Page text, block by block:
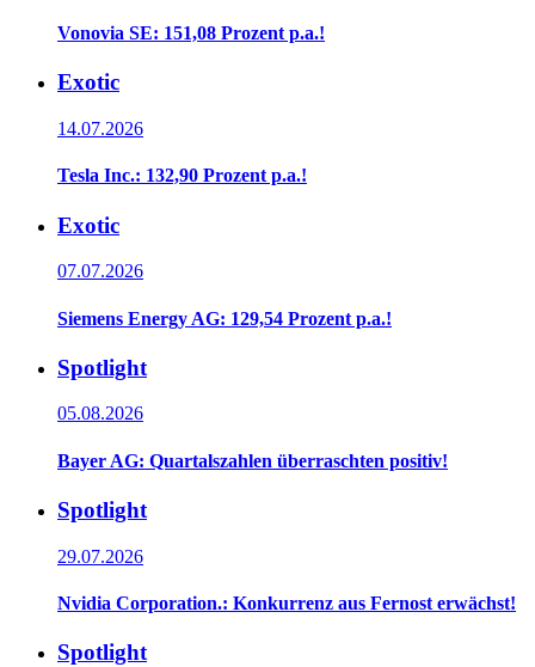
Vonovia SE: 151,08 Prozent p.a.!
Exotic
14.07.2026
Tesla Inc.: 132,90 Prozent p.a.!
Exotic
07.07.2026
Siemens Energy AG: 129,54 Prozent p.a.!
Spotlight
05.08.2026
Bayer AG: Quartalszahlen überraschten positiv!
Spotlight
29.07.2026
Nvidia Corporation.: Konkurrenz aus Fernost erwächst!
Spotlight